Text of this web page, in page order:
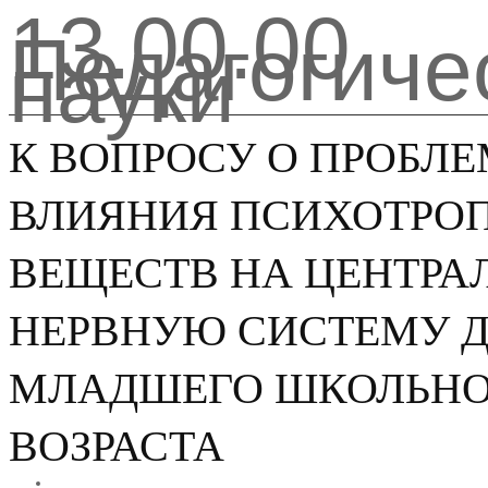
13.00.00
науки
К ВОПРОСУ О
ВЛИЯНИЯ
ВЕЩЕСТВ НА
НЕРВНУЮ СИСТЕМУ
МЛАДШЕГО
ВОЗРАСТА